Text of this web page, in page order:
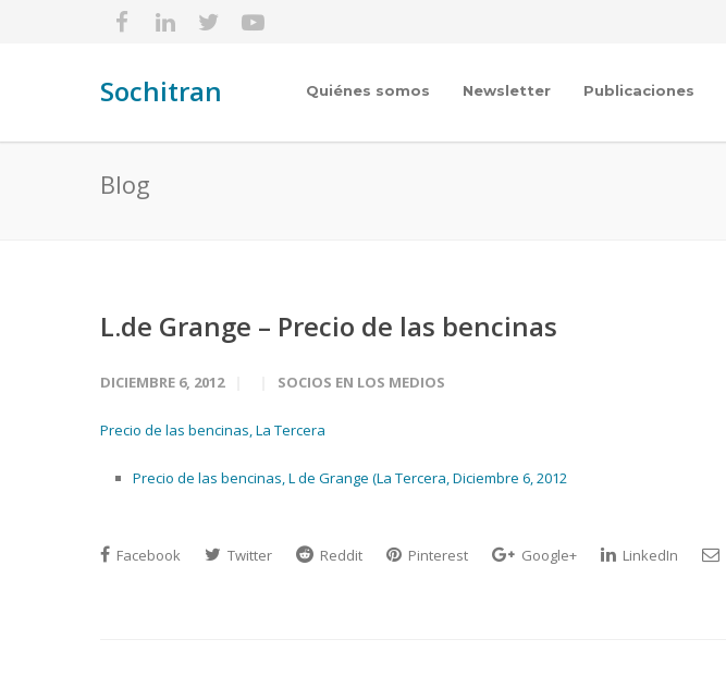
Sochitran Quiénes somos Newsletter Publicaciones
Blog
L.de Grange – Precio de las bencinas
DICIEMBRE 6, 2012 SOCIOS EN LOS MEDIOS
Precio de las bencinas, La Tercera
Precio de las bencinas, L de Grange (La Tercera, Diciembre 6, 2012
Facebook Twitter Reddit Pinterest Google+ LinkedIn